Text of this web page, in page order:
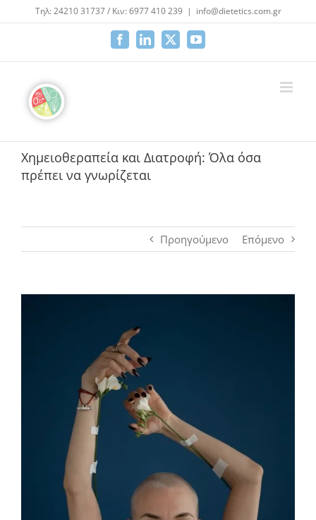
Μετάβαση
στο
Τηλ: 24210 31737 / Κιν: 6977 410 239 | info@dietetics.com.gr
FacebookLinkedIn
X YouTube
Χημειοθεραπεία και Διατροφή: Όλα όσα
πρέπει να γνωρίζεται
Προηγούμενο Επόμενο